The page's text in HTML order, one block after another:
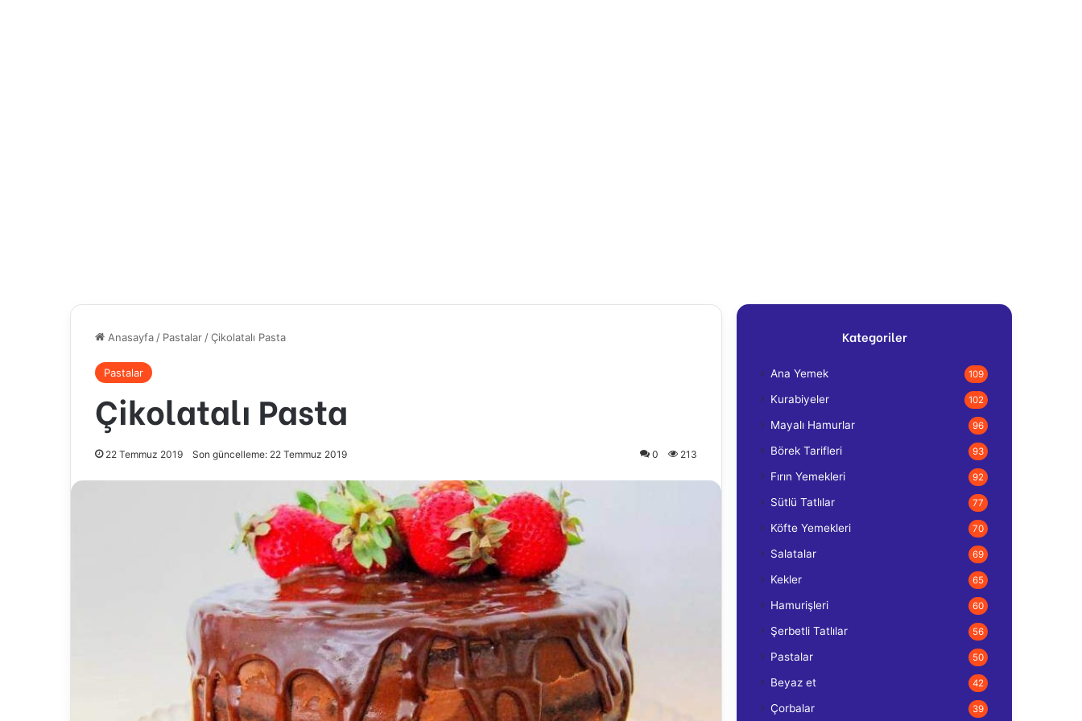
Anasayfa / Pastalar /Çikolatalı Pasta
Pastalar
Çikolatalı Pasta
22 Temmuz 2019 Son güncelleme: 22 Temmuz 2019 0 213
Kategoriler
Ana Yemek 109
Kurabiyeler 102
Mayalı Hamurlar 96
Börek Tarifleri 93
Fırın Yemekleri 92
Sütlü Tatlılar 77
Köfte Yemekleri 70
Salatalar 69
Kekler 65
Hamurişleri 60
Şerbetli Tatlılar 56
Pastalar 50
Beyaz et 42
Çorbalar 39